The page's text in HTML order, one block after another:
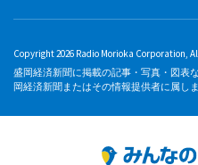
Copyright 2026 Radio Morioka Corporation,
盛岡経済新聞に掲載の記事・写真・図表
岡経済新聞またはその情報提供者に属しま